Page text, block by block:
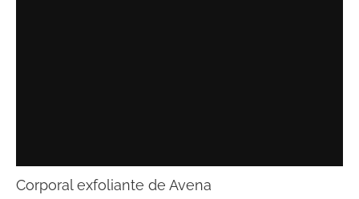
Corporal exfoliante de Avena